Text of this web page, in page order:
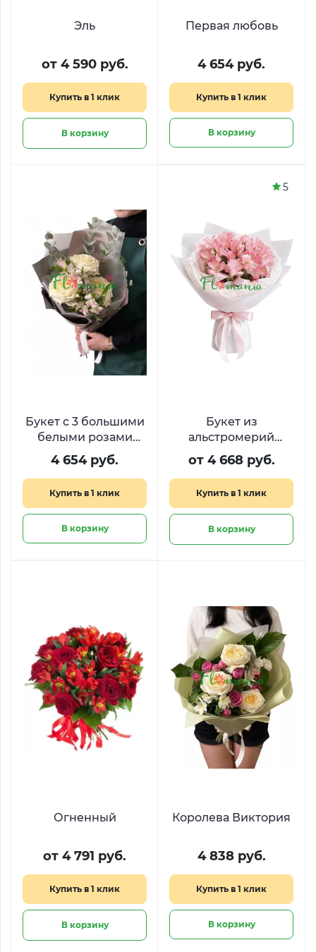
Эль
от 4 590 руб.
Купить в 1 клик
В корзину
Первая любовь
4 654 руб.
Купить в 1 клик
В корзину
Букет с 3 большими
белыми розами
«Благородный
рыцарь»
4 654 руб.
Купить в 1 клик
В корзину
Букет из
альстромерий
«Розовое сияние»
от 4 668 руб.
Купить в 1 клик
В корзину
5
Огненный
от 4 791 руб.
Купить в 1 клик
В корзину
Королева Виктория
4 838 руб.
Купить в 1 клик
В корзину